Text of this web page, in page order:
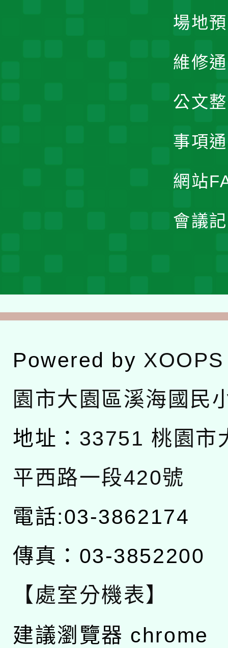
場地
維修
公文
事項
網站
會議
Powered by XOOPS
園市大園區溪海國民
地址： 33751 桃園市
平西路一段420號
電話:03-3862174
傳真：03-3852200
【處室分機表】
建議瀏覽器 chrome